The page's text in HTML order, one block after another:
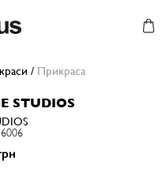
/ Прикраса
STUDIOS